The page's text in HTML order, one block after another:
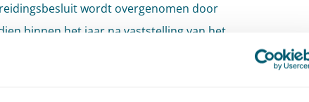
wordt overgenomen door
binnen het jaar na vaststelling van het